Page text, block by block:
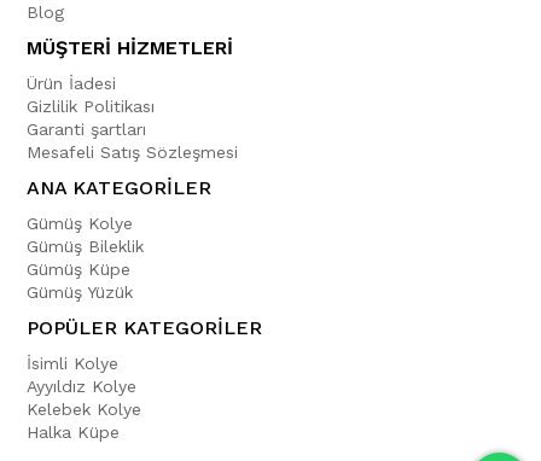
Blog
MÜŞTERİ HİZMETLERİ
Ürün İadesi
Gizlilik Politikası
Garanti şartları
Mesafeli Satış Sözleşmesi
ANA KATEGORİLER
Gümüş Kolye
Gümüş Bileklik
Gümüş Küpe
Gümüş Yüzük
POPÜLER KATEGORİLER
İsimli Kolye
Ayyıldız Kolye
Kelebek Kolye
Halka Küpe